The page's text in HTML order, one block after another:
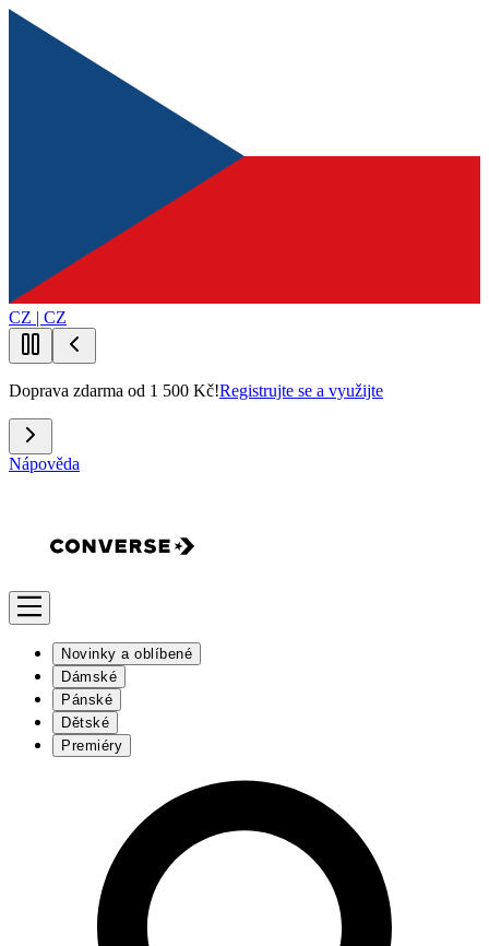
CZ | CZ
Doprava zdarma od 1 500 Kč!Registrujte se a využijte
Nápověda
Novinky a oblíbené
Dámské
Pánské
Dětské
Premiéry